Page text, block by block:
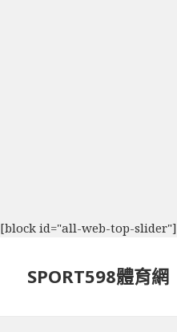
[block id="all-web-top-slider"]
SPORT598體育網